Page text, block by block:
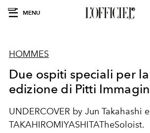
MENU
HOMMES
Due ospiti speciali per
edizione di Pitti
UNDERCOVER by Jun Takahashi e
TAKAHIROMIYASHITATheSoloist.